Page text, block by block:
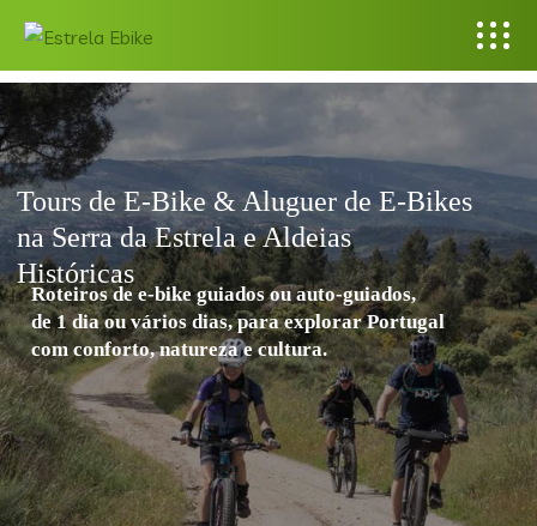
Roteiros de e-bike guiados ou auto-guiados,
de 1 dia ou vários dias, para explorar Portugal
com conforto, natureza e cultura.
Tours de E-Bike & Aluguer de E-Bikes
na Serra da Estrela e Aldeias
Históricas